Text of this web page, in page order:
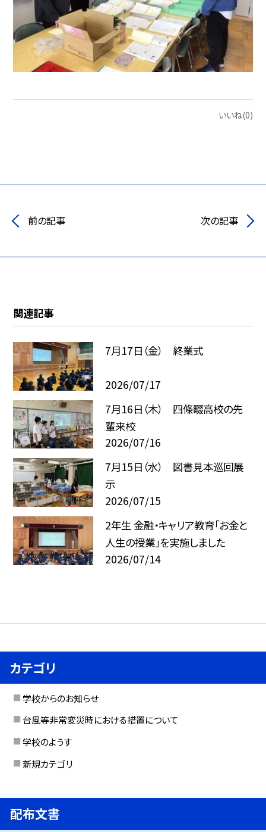
いいね(0)
前の記事 次の記事
関連記事
7月17日（金） 終業式
2026/07/17
7月16日（木） 四條畷高校の先
輩来校
2026/07/16
7月15日（水） 図書見本巡回展
示
2026/07/15
2年生 金融・キャリア教育「お金と
人生の授業」を実施しました
2026/07/14
カテゴリ
学校からのお知らせ
台風等非常変災時における措置について
学校のようす
新規カテゴリ
配布文書